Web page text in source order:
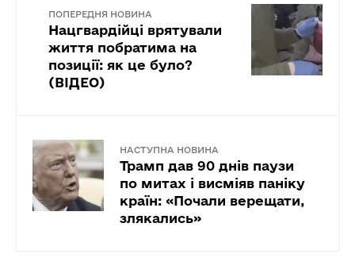
ПОПЕРЕДНЯ НОВИНА
Нацгвардійці врятували
життя побратима на
позиції: як це було?
(ВІДЕО)
НАСТУПНА НОВИНА
Трамп дав 90 днів паузи
по митах і висміяв паніку
країн: «Почали верещати,
злякались»